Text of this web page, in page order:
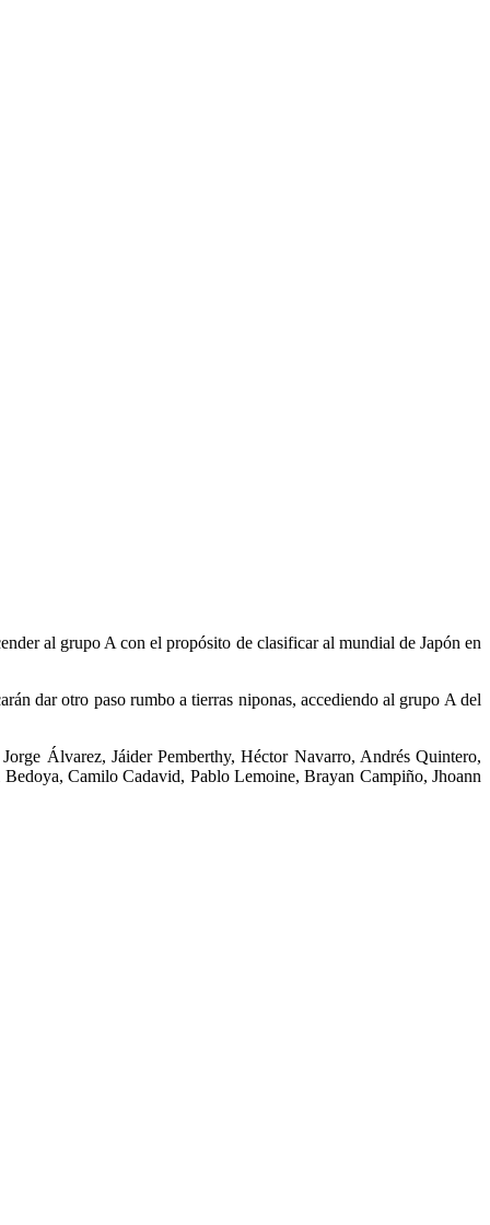
al grupo A con el propósito de clasificar al mundial de Japón en
dar otro paso rumbo a tierras niponas, accediendo al grupo A del
Álvarez, Jáider Pemberthy, Héctor Navarro, Andrés Quintero,
Camilo Cadavid, Pablo Lemoine, Brayan Campiño, Jhoann